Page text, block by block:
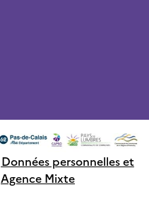
Données personnelles et
Agence Mixte